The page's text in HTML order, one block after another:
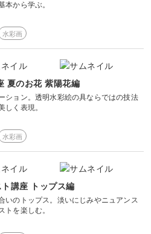
から学ぶ。
水彩画
夏のお花 紫陽花編
ション。透明水彩絵の具ならではの技法
く表現。
水彩画
講座 トップス編
いのトップス。淡いにじみやニュアンス
を楽しむ。